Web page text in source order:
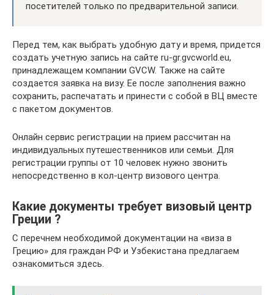
посетителей только по предварительной записи.
Перед тем, как выбрать удобную дату и время, придется
создать учетную запись на сайте ru-gr.gvcworld.eu,
принадлежащем компании GVCW. Также на сайте
создается заявка на визу. Ее после заполнения важно
сохранить, распечатать и принести с собой в ВЦ вместе
с пакетом документов.
Онлайн сервис регистрации на прием рассчитан на
индивидуальных путешественников или семьи. Для
регистрации группы от 10 человек нужно звонить
непосредственно в кол-центр визового центра.
Какие документы требует визовый центр
Греции ?
С перечнем необходимой документации на «виза в
Грецию» для граждан РФ и Узбекистана предлагаем
ознакомиться здесь.